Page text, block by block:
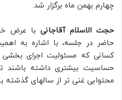
چهارم بهمن ماه برگزار شد.
حجت الاسلام آقاجانی با عرض
حاضر در جلسه، با اشاره به
کسانی که مسئولیت اجرای بخشی
حساسیت بیشتری داشته باشند
محتوایی غنی تر از سالهای گذشته